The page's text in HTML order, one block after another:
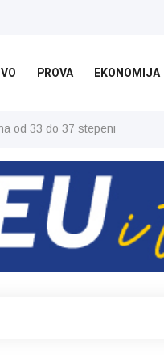
PROVA EKONOMIJA
od 33 do 37 stepeni